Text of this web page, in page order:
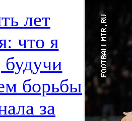
лет
что я
будучи
борьбы
за